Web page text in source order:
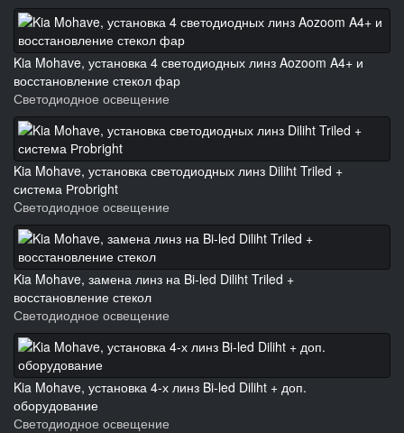
Kia Mohave, установка 4 светодиодных линз Aozoom A4+ и
восстановление стекол фар
Светодиодное освещение
Kia Mohave, установка светодиодных линз Diliht Triled +
система Рrobright
Cветодиодное освещение
Kia Mohave, замена линз на Bi-led Diliht Triled +
восстановление стекол
Светодиодное освещение
Kia Mohave, установка 4-х линз Bi-led Diliht + доп.
оборудование
Светодиодное освещение